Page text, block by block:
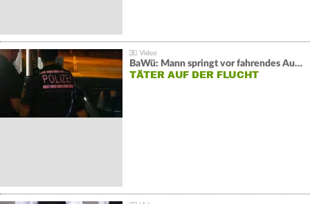
BaWü: Mann springt vor fahrendes Auto und schießt
TÄTER AUF DER FLUCHT